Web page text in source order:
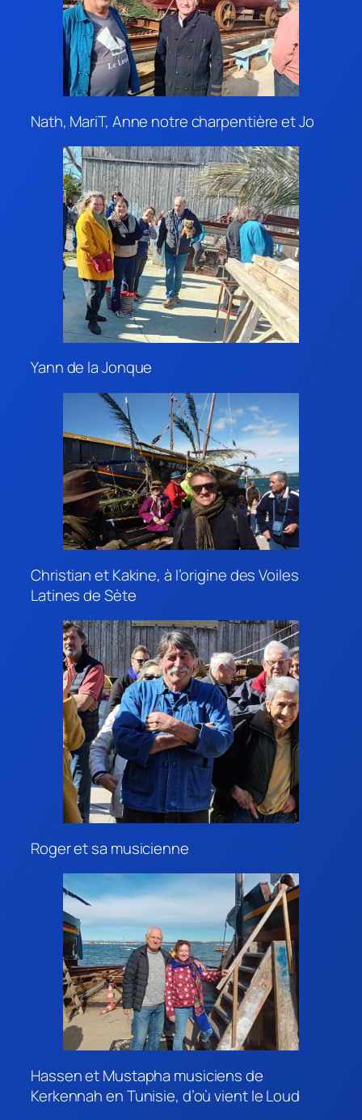
Nath, MariT, Anne notre charpentière et Jo
Yann de la Jonque
Christian et Kakine, à l’origine des Voiles
Latines de Sète
Roger et sa musicienne
Hassen et Mustapha musiciens de
Kerkennah en Tunisie, d’où vient le Loud